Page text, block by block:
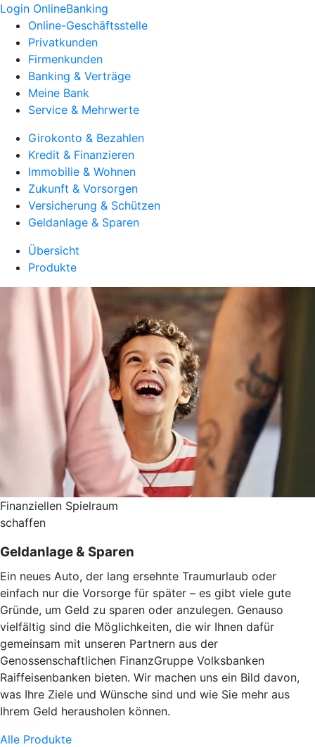
Login OnlineBanking
Online-Geschäftsstelle
Privatkunden
Firmenkunden
Banking & Verträge
Meine Bank
Service & Mehrwerte
Girokonto & Bezahlen
Kredit & Finanzieren
Immobilie & Wohnen
Zukunft & Vorsorgen
Versicherung & Schützen
Geldanlage & Sparen
Übersicht
Produkte
Finanziellen Spielraum
schaffen
Geldanlage & Sparen
Ein neues Auto, der lang ersehnte Traumurlaub oder
einfach nur die Vorsorge für später – es gibt viele gute
Gründe, um Geld zu sparen oder anzulegen. Genauso
vielfältig sind die Möglichkeiten, die wir Ihnen dafür
gemeinsam mit unseren Partnern aus der
Genossenschaftlichen FinanzGruppe Volksbanken
Raiffeisenbanken bieten. Wir machen uns ein Bild davon,
was Ihre Ziele und Wünsche sind und wie Sie mehr aus
Ihrem Geld herausholen können.
Alle Produkte